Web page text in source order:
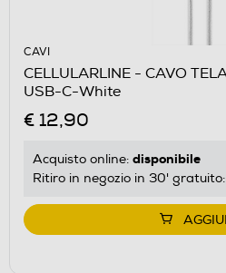
CAVI
CELLULARLINE - CAVO
USB-C-White
€ 12,90
Acquisto online: disponibile
Ritiro in negozio in 30' gratuito: